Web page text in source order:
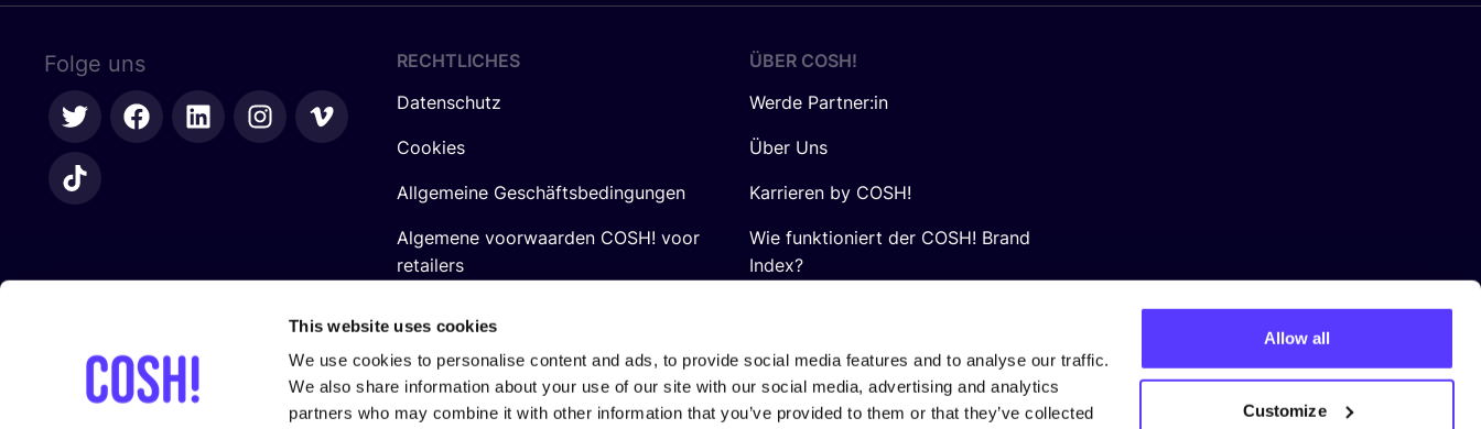
This website uses cookies
We use cookies to personalise content and ads, to provide social media features and to analyse our traffic.
We also share information about your use of our site with our social media, advertising and analytics
partners who may combine it with other information that you’ve provided to them or that they’ve collected
Allow all
Customize
Folge uns
RECHTLICHES
Datenschutz
Cookies
Allgemeine Geschäftsbedingungen
Algemene voorwaarden COSH! voor
retailers
ÜBER COSH!
Werde Partner:in
Über Uns
Karrieren by COSH!
Wie funktioniert der COSH! Brand
Index?